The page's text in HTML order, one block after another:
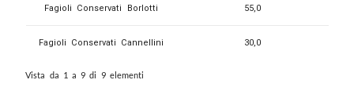
Fagioli Conservati Borlotti 55,0
Fagioli Conservati Cannellini 30,0
Vista da 1 a 9 di 9 elementi